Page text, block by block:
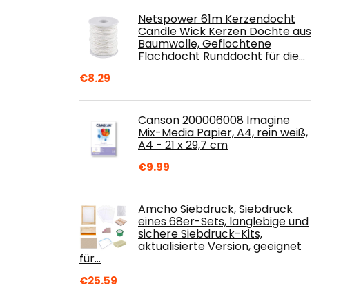
Netspower 61m Kerzendocht
Candle Wick Kerzen Dochte aus
Baumwolle, Geflochtene
Flachdocht Runddocht für die…
€8.29
Canson 200006008 Imagine
Mix-Media Papier, A4, rein weiß,
A4 - 21 x 29,7 cm
€9.99
Amcho Siebdruck, Siebdruck
eines 68er-Sets, langlebige und
sichere Siebdruck-Kits,
aktualisierte Version, geeignet
für…
€25.59